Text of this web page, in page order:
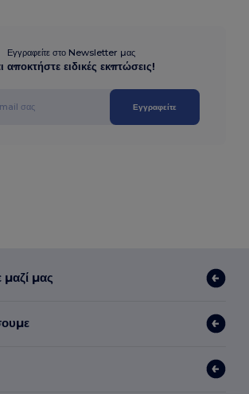
Εγγραφείτε στο Newsletter μας
αποκτήστε ειδικές εκπτώσεις!
Εγγραφείτε
μαζί μας